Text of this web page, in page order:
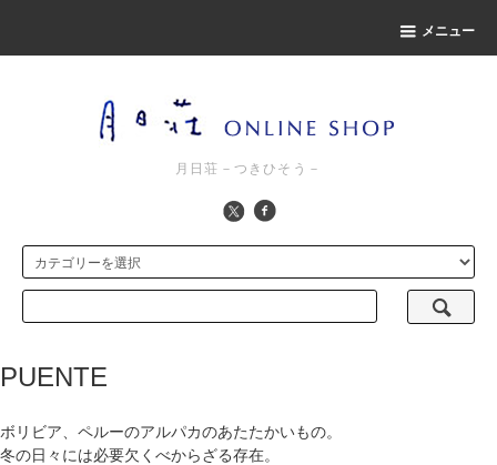
メニュー
月日荘－つきひそう－
PUENTE
ボリビア、ペルーのアルパカのあたたかいもの。
冬の日々には必要欠くべからざる存在。